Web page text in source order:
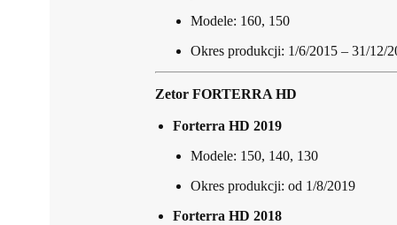
Modele: 160, 150
Okres produkcji: 1/6/2015 – 31/12/
Zetor FORTERRA HD
Forterra HD 2019
Modele: 150, 140, 130
Okres produkcji: od 1/8/2019
Forterra HD 2018